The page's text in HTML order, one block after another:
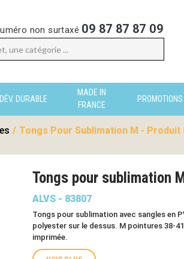
non surtaxé 09 87 87 87 09
DÉV. DURABLE
MADE IN
FRANCE
PROMOTIONS
/ Tongs Pour Sublimation M - Produit
Tongs pour sublimation
ALVS - 83807
Tongs pour sublimation avec sangles en
polyester sur le dessus. M pointures 38-
imprimée.